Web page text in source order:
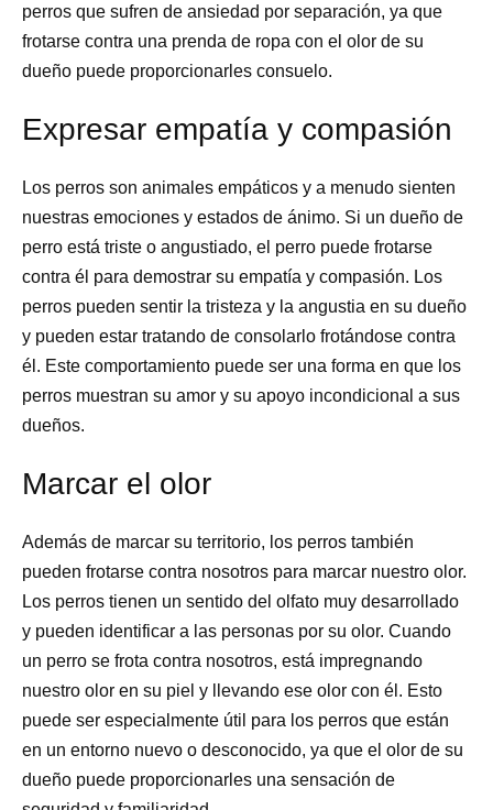
perros que sufren de ansiedad por separación, ya que
frotarse contra una prenda de ropa con el olor de su
dueño puede proporcionarles consuelo.
Expresar empatía y compasión
Los perros son animales empáticos y a menudo sienten
nuestras emociones y estados de ánimo. Si un dueño de
perro está triste o angustiado, el perro puede frotarse
contra él para demostrar su empatía y compasión. Los
perros pueden sentir la tristeza y la angustia en su dueño
y pueden estar tratando de consolarlo frotándose contra
él. Este comportamiento puede ser una forma en que los
perros muestran su amor y su apoyo incondicional a sus
dueños.
Marcar el olor
Además de marcar su territorio, los perros también
pueden frotarse contra nosotros para marcar nuestro olor.
Los perros tienen un sentido del olfato muy desarrollado
y pueden identificar a las personas por su olor. Cuando
un perro se frota contra nosotros, está impregnando
nuestro olor en su piel y llevando ese olor con él. Esto
puede ser especialmente útil para los perros que están
en un entorno nuevo o desconocido, ya que el olor de su
dueño puede proporcionarles una sensación de